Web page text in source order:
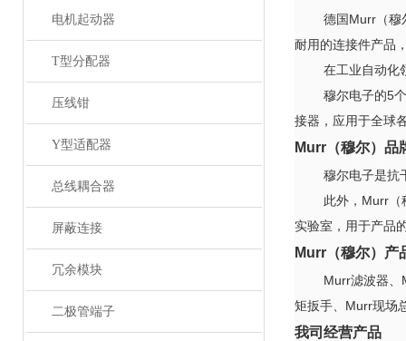
电机起动器
T型分配器
压线钳
Y型适配器
总线耦合器
屏蔽连接
冗余模块
二极管端子
德国Murr （
耐用的连接件产品
在工业自动化
穆尔电子的5
接器，应用于全球
Murr （穆尔）品
穆尔电子是抗
此外， Murr
实验室，用于产品
Murr （穆尔）
Murr滤波器、
矩扳手、 Murr现场
我司经营产品